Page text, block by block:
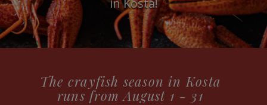
in Kosta!
The crayfish season in Kosta
runs from August 1 - 31